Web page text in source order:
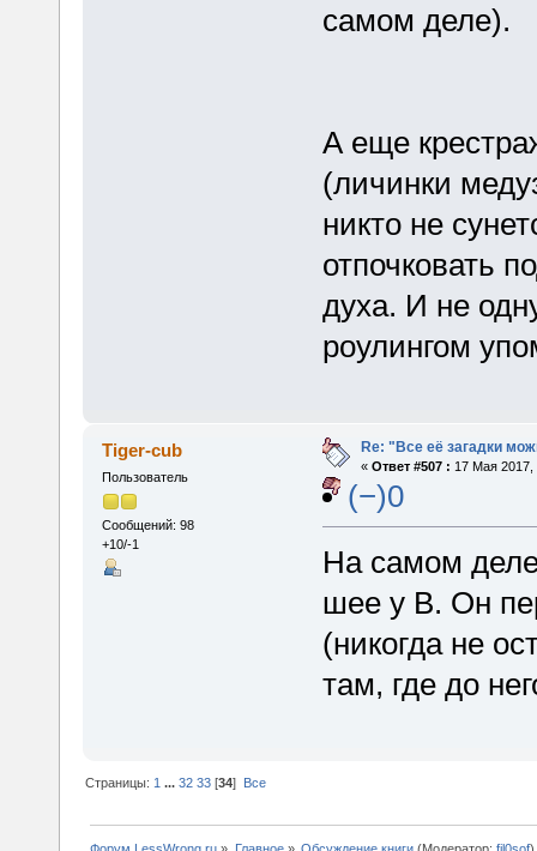
самом деле).
А еще
(личинки
никто не
отпочковать
духа. И не
роулингом
Tiger-cub
Пользователь
Сообщений: 98
+10/-1
Re: "Все её загадки
« Ответ #507 : 17 Мая 2017,
(−)0
На самом
шее у В. Он
(никогда не
там, где до
Страницы: 1 ...32 33 [34] Все